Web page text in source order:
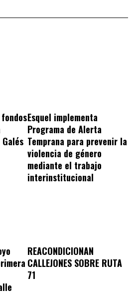
Esquel implementa
Programa de Alerta
Temprana para prevenir la
violencia de género
mediante el trabajo
interinstitucional
REACONDICIONAN
CALLEJONES SOBRE RUTA
71